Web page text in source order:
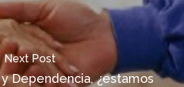
Next Post
Dependencia, ¿estamos